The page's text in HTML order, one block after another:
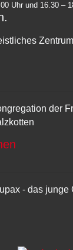
Uhr und 16.30 –
der
- das junge